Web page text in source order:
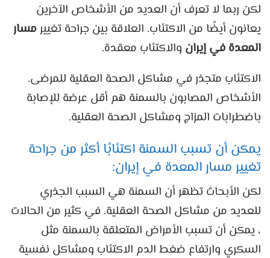
لكن ربما لا تعرف أن العديد من الأشخاص الآخرين
يعانون أيضًا من الاكتئاب. العلاقة بين جراحة تغييرمسار
المعدة في إيران والاكتئاب معقدة.
الاكتئاب متجذر في مشاكل الصحة العقلية للمرضى.
الأشخاص المصابون بالسمنة هم أقل عرضة للإصابة
باضطرابات المزاج ومشاكل الصحة العقلية.
يمكن أن تسبب السمنة اكتئابًا أكثر من جراحة
تغيير مسار المعدة في إيران:
لكن الأبحاث تظهر أن السمنة هي السبب الجذري
للعديد من مشاكل الصحة العقلية. في كثير من الحالات
، يمكن أن تسبب الأمراض المتعلقة بالسمنة مثل
السكري وارتفاع ضغط الدم الاكتئاب ومشاكل نفسية